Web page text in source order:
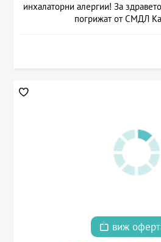
инхалаторни алергии! За
погрижат от СМДЛ
виж